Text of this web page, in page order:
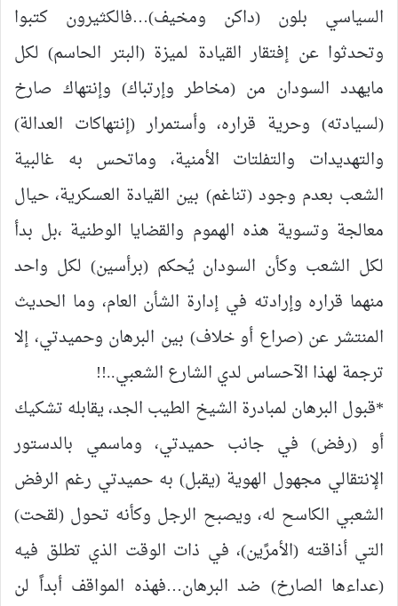
السياسي بلون (داكن ومخيف)…فالكثيرون كتبوا
وتحدثوا عن إفتقار القيادة لميزة (البتر الحاسم) لكل
مايهدد السودان من (مخاطر وإرتباك) وإنتهاك صارخ
(لسيادته) وحرية قراره، وأستمرار (إنتهاكات العدالة)
والتهديدات والتفلتات الأمنية، وماتحس به غالبية
الشعب بعدم وجود (تناغم) بين القيادة العسكرية، حيال
معالجة وتسوية هذه الهموم والقضايا الوطنية ،بل بدأ
لكل الشعب وكأن السودان يُحكم (برأسين) لكل واحد
منهما قراره وإرادته في إدارة الشأن العام، وما الحديث
المنتشر عن (صراع أو خلاف) بين البرهان وحميدتي، إلا
ترجمة لهذا الآحساس لدي الشارع الشعبي..!!
*قبول البرهان لمبادرة الشيخ الطيب الجد، يقابله تشكيك
أو (رفض) في جانب حميدتي، وماسمي بالدستور
الإنتقالي مجهول الهوية (يقبل) به حميدتي رغم الرفض
الشعبي الكاسح له، ويصبح الرجل وكأنه تحول (لقحت)
التي أذاقته (الأمرًين)، في ذات الوقت الذي تطلق فيه
(عداءها الصارخ) ضد البرهان…فهذه المواقف أبداً لن